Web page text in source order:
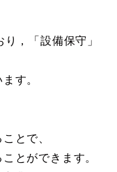
，「設備保守」
す。
とで、
とができます。